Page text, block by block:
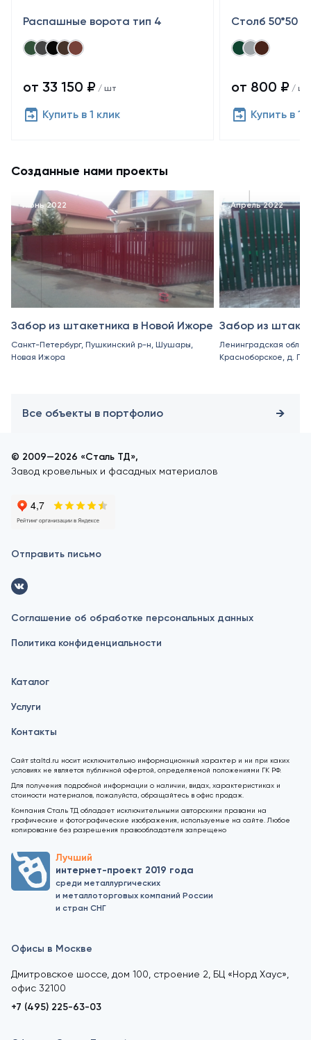
Распашные ворота тип 4
от 33 150 ₽ / шт
Купить в 1 клик
Столб 50*50
от 800 ₽ / шт
Купить в 1
Созданные нами проекты
Июнь 2022
Забор из штакетника в Новой Ижоре
Санкт-Петербург, Пушкинский р-н, Шушары,
Новая Ижора
Апрель 2022
Забор из
Ленинградская
Красноборское, д.
Все объекты в портфолио
© 2009—2026 «Сталь ТД»,
Завод кровельных и фасадных материалов
Отправить письмо
Соглашение об обработке персональных данных
Политика конфиденциальности
Каталог
Услуги
Контакты
Сайт staltd.ru носит исключительно информационный характер и ни при каких
условиях не является публичной офертой, определяемой положениями ГК РФ.
Для получения подробной информации о наличии, видах, характеристиках и
стоимости материалов, пожалуйста, обращайтесь в офис продаж.
Компания Сталь ТД обладает исключительными авторскими правами на
графические и фотографические изображения, используемые на сайте. Любое
копирование без разрешения правообладателя запрещено
Лучший
интернет-проект 2019 года
среди металлургических
и металлоторговых компаний России
и стран СНГ
Офисы в Москве
Дмитровское шоссе, дом 100, строение 2, БЦ «Норд Хаус»,
офис 32100
+7 (495) 225-63-03